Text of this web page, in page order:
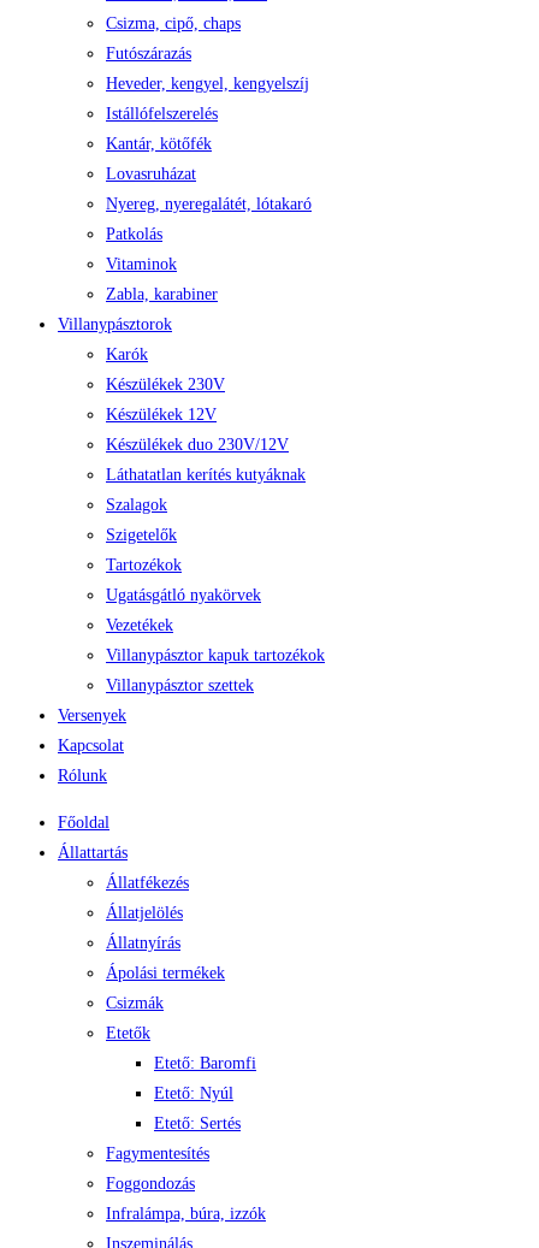
Csizma, cipő, chaps
Futószárazás
Heveder, kengyel, kengyelszíj
Istállófelszerelés
Kantár, kötőfék
Lovasruházat
Nyereg, nyeregalátét, lótakaró
Patkolás
Vitaminok
Zabla, karabiner
Villanypásztorok
Karók
Készülékek 230V
Készülékek 12V
Készülékek duo 230V/12V
Láthatatlan kerítés kutyáknak
Szalagok
Szigetelők
Tartozékok
Ugatásgátló nyakörvek
Vezetékek
Villanypásztor kapuk tartozékok
Villanypásztor szettek
Versenyek
Kapcsolat
Rólunk
Főoldal
Állattartás
Állatfékezés
Állatjelölés
Állatnyírás
Ápolási termékek
Csizmák
Etetők
Etető: Baromfi
Etető: Nyúl
Etető: Sertés
Fagymentesítés
Foggondozás
Infralámpa, búra, izzók
Inszeminálás